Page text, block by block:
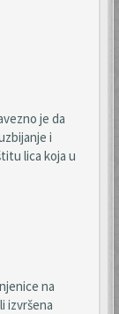
je da
i
lica koja u
na
izvršena